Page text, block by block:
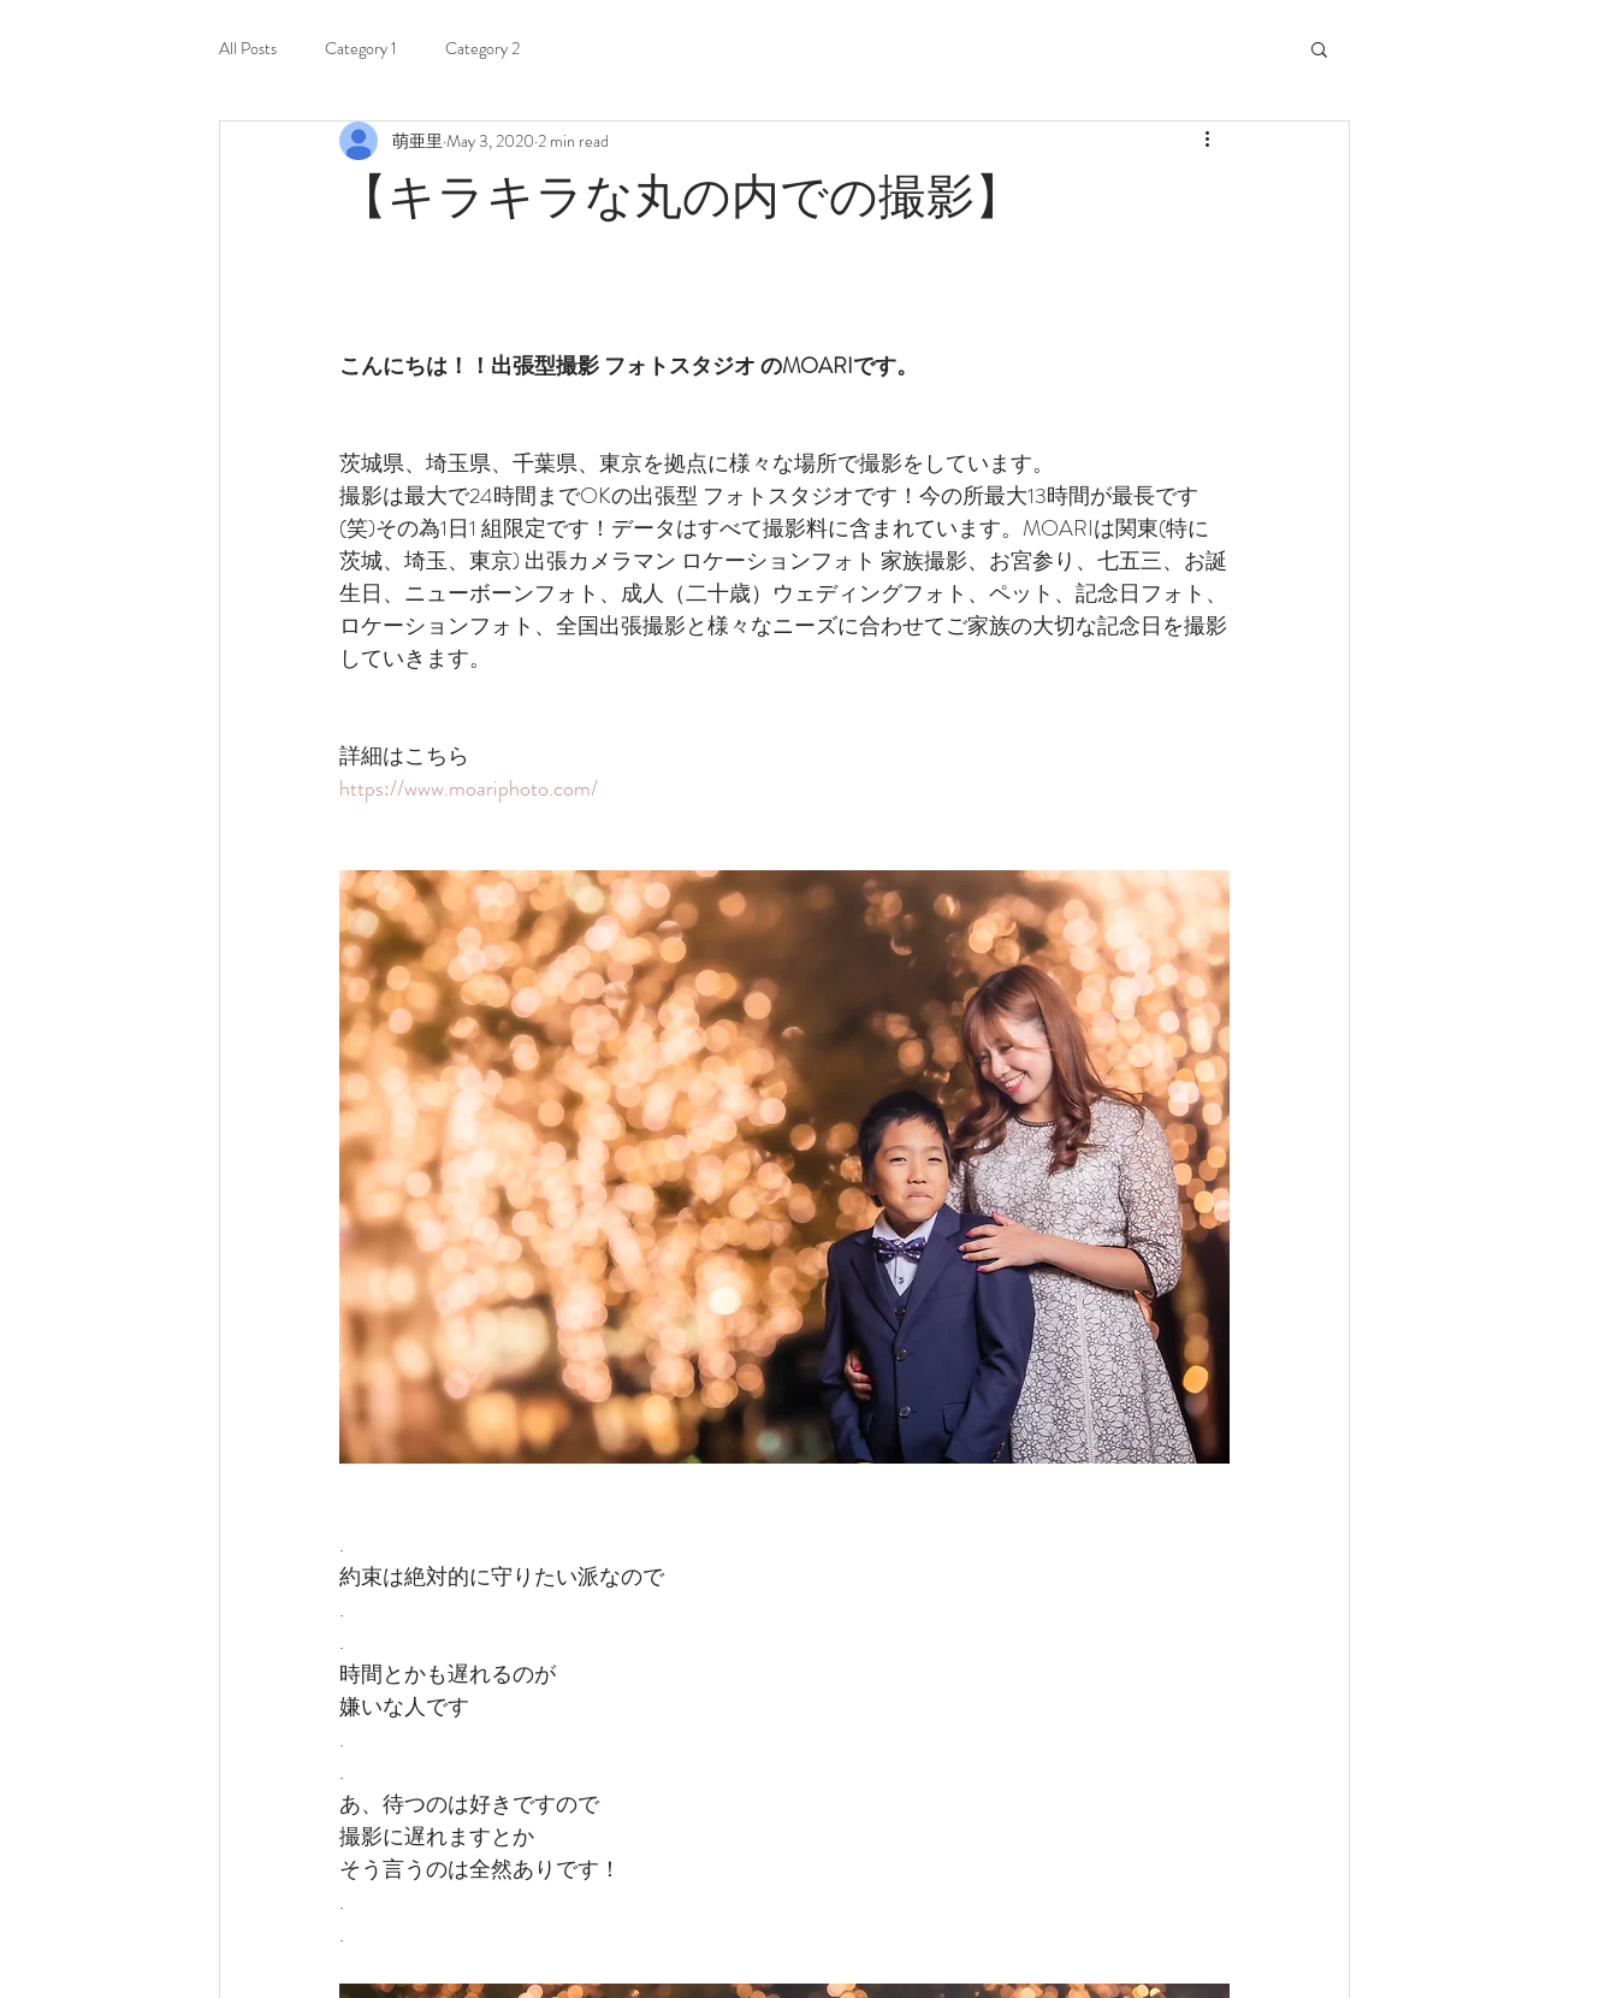
All Posts Category 1 Category 2
【キラキラな丸の内での撮影】
萌亜里 May 3, 2020 2 min read
こんにちは！！出張型撮影 フォトスタジオ のMOARIです。
茨城県、埼玉県、千葉県、東京を拠点に様々な場所で撮影をしています。
撮影は最大で24時間までOKの出張型 フォトスタジオです！今の所最大13時間が最長です
(笑)その為1日1 組限定です！データはすべて撮影料に含まれています。MOARIは関東(特に
茨城、埼玉、東京) 出張カメラマン ロケーションフォト 家族撮影、お宮参り、七五三、お誕
生日、ニューボーンフォト、成人（二十歳）ウェディングフォト、ペット、記念日フォト、
ロケーションフォト、​全国出張撮影と様々なニーズに合わせてご家族の大切な記念日を撮影
していきます。
詳細はこちら
https://www.moariphoto.com/
.
約束は絶対的に守りたい派なので
.
.
時間とかも遅れるのが
嫌いな人です
.
.
あ、待つのは好きですので
撮影に遅れますとか
そう言うのは全然ありです！
.
.